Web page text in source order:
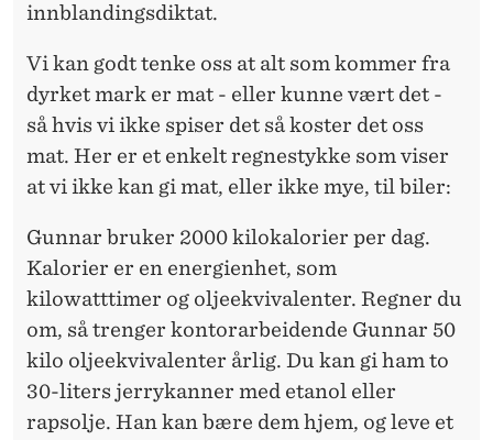
innblandingsdiktat.
Vi kan godt tenke oss at alt som kommer fra
dyrket mark er mat - eller kunne vært det -
så hvis vi ikke spiser det så koster det oss
mat. Her er et enkelt regnestykke som viser
at vi ikke kan gi mat, eller ikke mye, til biler:
Gunnar bruker 2000 kilokalorier per dag.
Kalorier er en energienhet, som
kilowatttimer og oljeekvivalenter. Regner du
om, så trenger kontorarbeidende Gunnar 50
kilo oljeekvivalenter årlig. Du kan gi ham to
30-liters jerrykanner med etanol eller
rapsolje. Han kan bære dem hjem, og leve et